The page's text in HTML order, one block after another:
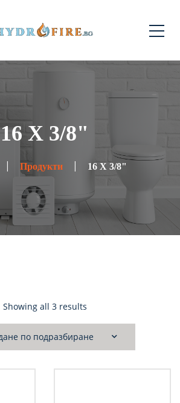
16 X 3/8"
Продукти 16 X 3/8"
Showing all 3 results